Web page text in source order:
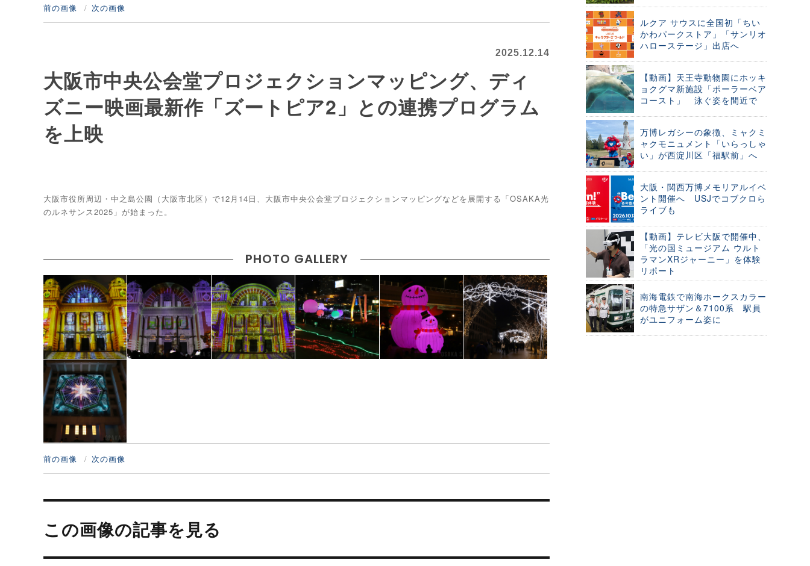
前の画像 次の画像
2025.12.14
大阪市中央公会堂プロジェクションマッピング、ディ
ズニー映画最新作「ズートピア2」との連携プログラム
を上映
大阪市役所周辺・中之島公園（大阪市北区）で12月14日、大阪市中央公会堂プロジェクションマッピングなどを展開する「OSAKA光
のルネサンス2025」が始まった。
PHOTO GALLERY
前の画像 次の画像
投
ナ
ビ
ー
この画像の記事を見る
ルクア サウスに全国初「ちい
かわパークストア」「サンリオ
ハローステージ」出店へ
【動画】天王寺動物園にホッキ
ョクグマ新施設「ポーラーベア
コースト」 泳ぐ姿を間近で
万博レガシーの象徴、ミャクミ
ャクモニュメント「いらっしゃ
い」が西淀川区「福駅前」へ
大阪・関西万博メモリアルイベ
ント開催へ USJでコブクロら
ライブも
【動画】テレビ大阪で開催中、
「光の国ミュージアム ウルト
ラマンXRジャーニー」を体験
リポート
南海電鉄で南海ホークスカラー
の特急サザン＆7100系 駅員
がユニフォーム姿に